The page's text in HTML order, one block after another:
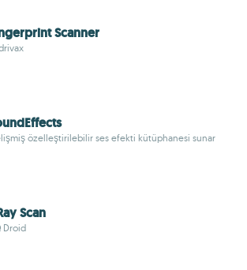
Scanner
özelleştirilebilir ses efekti kütüphanesi sunar
Scan
Droid